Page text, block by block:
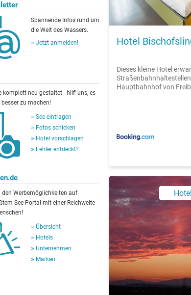
Spannende Infos rund um
die Welt des Wassers.
Jetzt anmelden!
komplett neu gestaltet - hilf' uns, es
zu machen!
See eintragen
Fotos schicken
Hotel vorschlagen
Fehler entdeckt?
den Werbemöglichkeiten auf
See-Portal mit einer Reichweite
Übersicht
Hotels
Unternehmen
Marken
Hotel
Dieses kleine Hotel
Hauptbahnhof von
Hotel